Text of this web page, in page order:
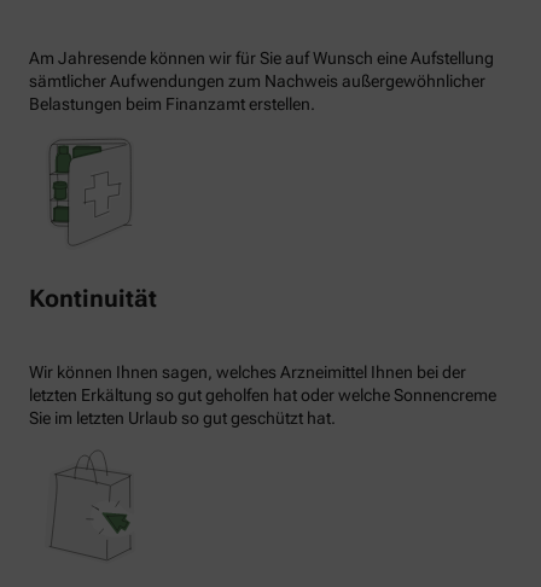
Am Jahresende können wir für Sie auf Wunsch eine Aufstellung
sämtlicher Aufwendungen zum Nachweis außergewöhnlicher
Belastungen beim Finanzamt erstellen.
Kontinuität
Wir können Ihnen sagen, welches Arzneimittel Ihnen bei der
letzten Erkältung so gut geholfen hat oder welche Sonnencreme
Sie im letzten Urlaub so gut geschützt hat.